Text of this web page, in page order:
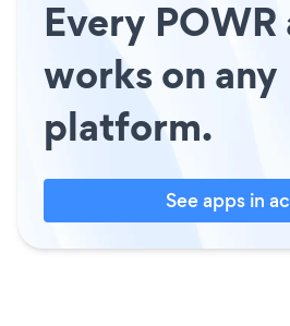
Every POWR
works on any
platform.
See apps in